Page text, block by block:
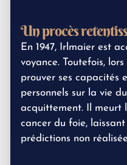
Un procès
En 1947, Irlmaier est
voyance. Toutefois,
prouver ses capacités
personnels sur la vie
acquittement. Il meurt
cancer du foie,
prédictions non